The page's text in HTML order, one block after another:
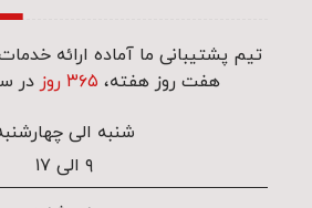
تیم پشتیبانی ما آماده ارائه
هفت روز هفته، ۳۶۵ روز در
شنبه الی
۹ الی ۱۷